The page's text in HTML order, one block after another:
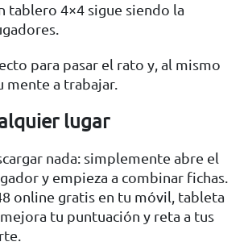
tablero 4×4 sigue siendo la
para pasar el rato y, al mismo
a trabajar.
lugar
nada: simplemente abre el
y empieza a combinar fichas.
online gratis en tu móvil, tableta
tu puntuación y reta a tus